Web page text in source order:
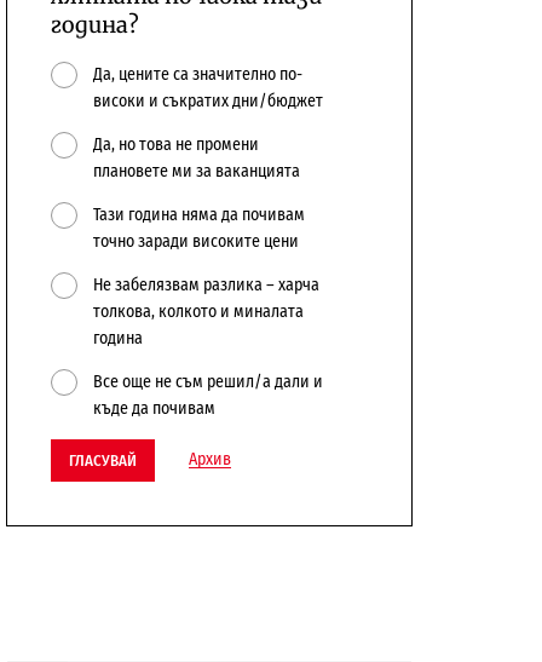
година?
Да, цените са значително по-
високи и съкратих дни/бюджет
Да, но това не промени
плановете ми за ваканцията
Тази година няма да почивам
точно заради високите цени
Не забелязвам разлика – харча
толкова, колкото и миналата
година
Все още не съм решил/а дали и
къде да почивам
ГЛАСУВАЙ Архив